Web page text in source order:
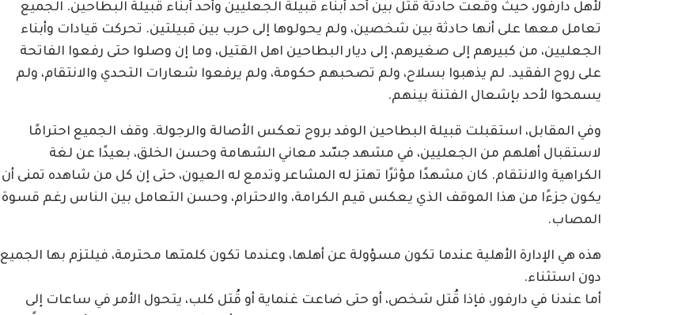
لأهل دارفور، حيث وقعت حادثة قتل بين أحد أبناء قبيلة الجعليين وأحد أبناء قبيلة البطاحين. الجميع
تعامل معها على أنها حادثة بين شخصين، ولم يحولوها إلى حرب بين قبيلتين. تحركت قيادات وأبناء
الجعليين، من كبيرهم إلى صغيرهم، إلى ديار البطاحين اهل القتيل، وما إن وصلوا حتى رفعوا الفاتحة
على روح الفقيد. لم يذهبوا بسلاح، ولم تصحبهم حكومة، ولم يرفعوا شعارات التحدي والانتقام، ولم
يسمحوا لأحد بإشعال الفتنة بينهم.
وفي المقابل، استقبلت قبيلة البطاحين الوفد بروح تعكس الأصالة والرجولة. وقف الجميع احترامًا
لاستقبال أهلهم من الجعليين، في مشهد جسّد معاني الشهامة وحسن الخلق، بعيدًا عن لغة
الكراهية والانتقام. كان مشهدًا مؤثرًا تهتز له المشاعر وتدمع له العيون، حتى إن كل من شاهده تمنى أن
يكون جزءًا من هذا الموقف الذي يعكس قيم الكرامة، والاحترام، وحسن التعامل بين الناس رغم قسوة
المصاب.
هذه هي الإدارة الأهلية عندما تكون مسؤولة عن أهلها، وعندما تكون كلمتها محترمة، فيلتزم بها الجميع
دون استثناء.
أما عندنا في دارفور، فإذا قُتل شخص، أو حتى ضاعت غنماية أو قُتل كلب، يتحول الأمر في ساعات إلى